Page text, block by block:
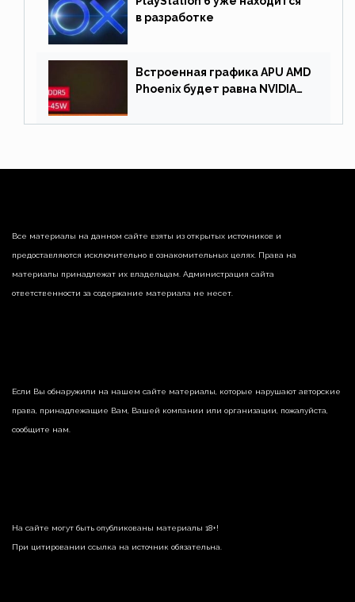
в разработке
Встроенная графика APU AMD
Phoenix будет равна NVIDIA
Все материалы на данном сайте взяты из открытых источников и
предоставляются исключительно в ознакомительных целях. Права на
материалы принадлежат их владельцам. Администрация сайта
ответственности за содержание материала не несет.
Если Вы обнаружили на нашем сайте материалы, которые нарушают авторские
права, принадлежащие Вам, Вашей компании или организации, пожалуйста,
сообщите нам.
На сайте могут быть опубликованы материалы 18+!
При цитировании ссылка на источник обязательна.